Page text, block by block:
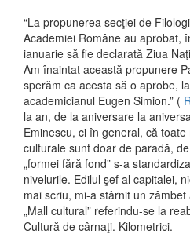
“La propunerea secţiei de
Academiei Române au aprobat,
ianuarie să fie declarată Ziua
Am înaintat această propunere
sperăm ca acesta să o aprobe,
academicianul Eugen Simion.” (
la an, de la aniversare la
Eminescu, ci în general, că
culturale sunt doar de paradă,
„formei fără fond” s-a
nivelurile. Edilul şef al capitalei,
mai scriu, mi-a stârnit un
„Mall cultural” referindu-se la
Cultură de cârnaţi. Kilometrici.